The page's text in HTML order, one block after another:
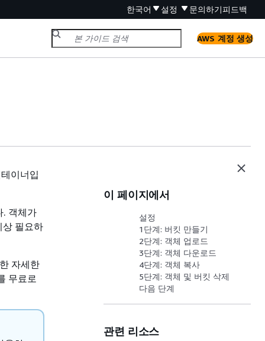
한국어 설정 문의하기피드백
AWS 계정 생성
이너입
. 객체가
상 필요하
자세한
무료로
이 페이지에서
설정
1단계: 버킷 만들기
2단계: 객체 업로드
3단계: 객체 다운로드
4단계: 객체 복사
5단계: 객체 및 버킷 삭제
다음 단계
관련 리소스